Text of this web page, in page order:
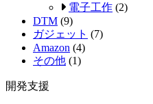
電子工作 (2)
DTM (9)
ガジェット (7)
Amazon (4)
その他 (1)
開発支援